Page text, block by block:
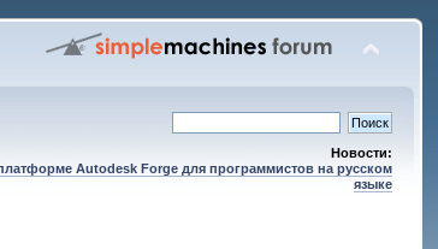
Новости:
Autodesk Forge для программистов на русском
языке